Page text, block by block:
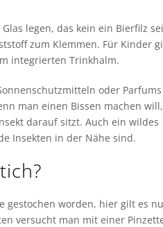
legen, das kein ein Bierfilz
zum Klemmen. Für Kinder
integrierten Trinkhalm.
oder Parfums
man einen Bissen machen will,
darauf sitzt. Auch ein wildes
Insekten in der Nähe sind.
gestochen worden, hier gilt es
versucht man mit einer